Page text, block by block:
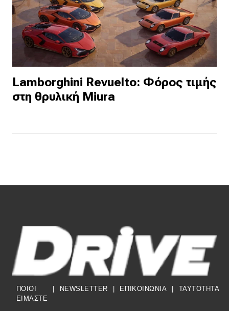
Lamborghini Revuelto: Φόρος τιμής
στη θρυλική Miura
ΠΟΙΟΙ
ΕΙΜΑΣΤΕ
| NEWSLETTER | ΕΠΙΚΟΙΝΩΝΙΑ | TAYTOTHTA